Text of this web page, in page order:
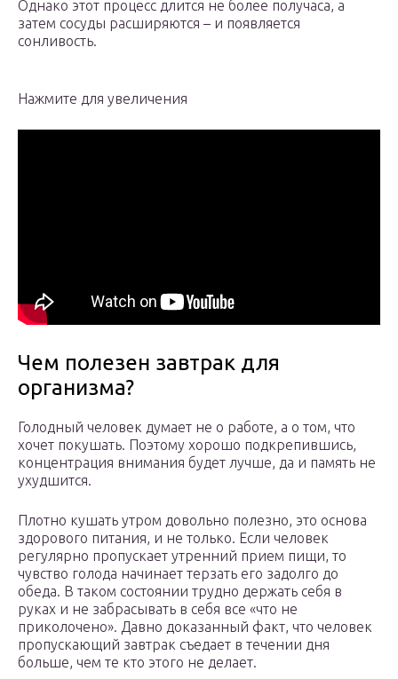
Однако этот процесс длится не более получаса, а
затем сосуды расширяются – и появляется
сонливость.
Нажмите для увеличения
Чем полезен завтрак для
организма?
Голодный человек думает не о работе, а о том, что
хочет покушать. Поэтому хорошо подкрепившись,
концентрация внимания будет лучше, да и память не
ухудшится.
Плотно кушать утром довольно полезно, это основа
здорового питания, и не только. Если человек
регулярно пропускает утренний прием пищи, то
чувство голода начинает терзать его задолго до
обеда. В таком состоянии трудно держать себя в
руках и не забрасывать в себя все «что не
приколочено». Давно доказанный факт, что человек
пропускающий завтрак съедает в течении дня
больше, чем те кто этого не делает.